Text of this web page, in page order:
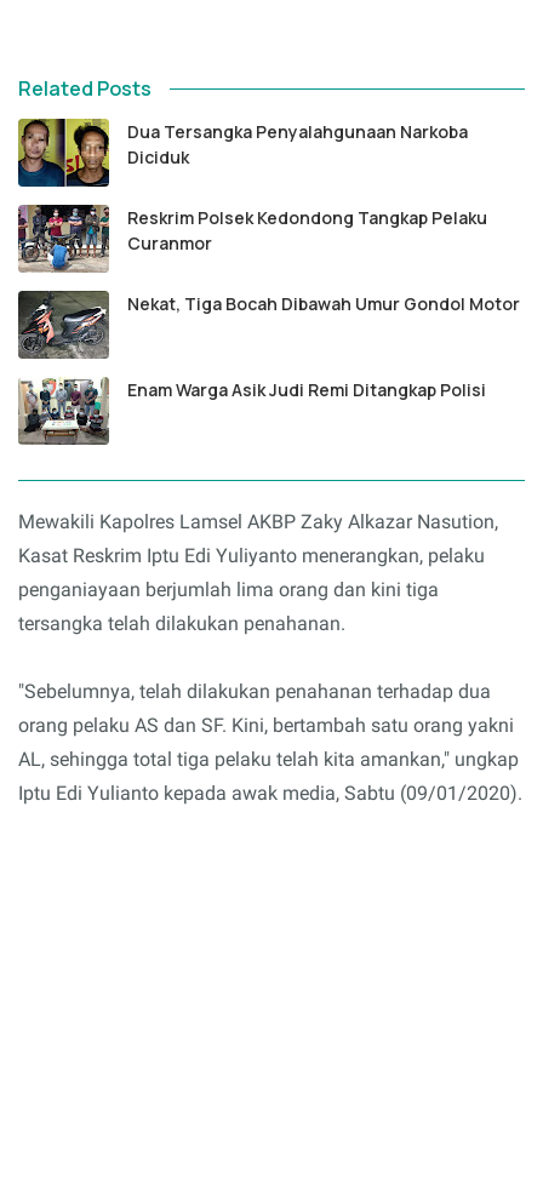
Related Posts
Dua Tersangka Penyalahgunaan Narkoba
Diciduk
Reskrim Polsek Kedondong Tangkap Pelaku
Curanmor
Nekat, Tiga Bocah Dibawah Umur Gondol Motor
Enam Warga Asik Judi Remi Ditangkap Polisi
Mewakili Kapolres Lamsel AKBP Zaky Alkazar Nasution,
Kasat Reskrim Iptu Edi Yuliyanto menerangkan, pelaku
penganiayaan berjumlah lima orang dan kini tiga
tersangka telah dilakukan penahanan.
"Sebelumnya, telah dilakukan penahanan terhadap dua
orang pelaku AS dan SF. Kini, bertambah satu orang yakni
AL, sehingga total tiga pelaku telah kita amankan," ungkap
Iptu Edi Yulianto kepada awak media, Sabtu (09/01/2020).